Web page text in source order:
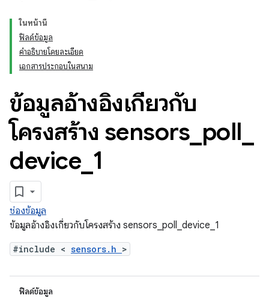
ในหน้านี้
ฟิลด์ข้อมูล
คำอธิบายโดยละเอียด
เอกสารประกอบในสนาม
ข้อมูลอ้างอิงเกี่ยวกับ
โครงสร้าง sensors poll
device 1
ช่องข้อมูล
ข้อมูลอ้างอิงเกี่ยวกับโครงสร้าง sensors_poll_device_1
#include < sensors.h >
ฟิลด์ข้อมูล